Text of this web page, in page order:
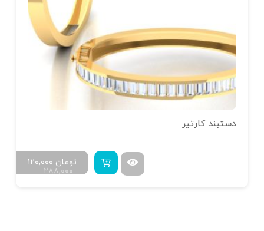
دستبند کارتیر
۲۸۸,۰۰۰
۱۲۰,۰۰۰ تومان